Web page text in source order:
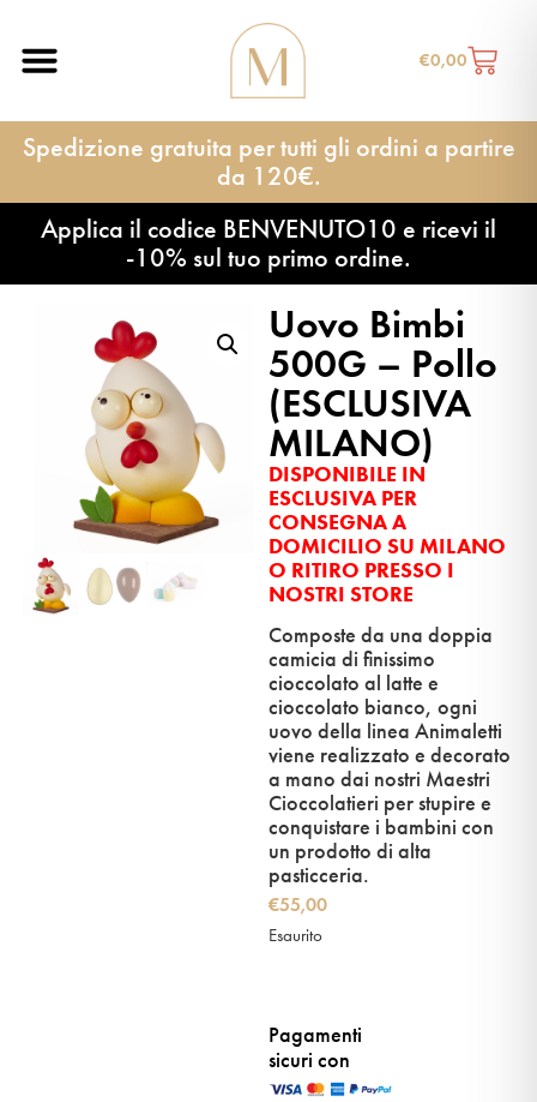
€0,00
Spedizione gratuita per tutti gli ordini a partire
da 120€.
Applica il codice BENVENUTO10 e ricevi il
-10% sul tuo primo ordine.
Uovo Bimbi
500G – Pollo
(ESCLUSIVA
MILANO)
DISPONIBILE IN
ESCLUSIVA PER
CONSEGNA A
DOMICILIO SU MILANO
O RITIRO PRESSO I
NOSTRI STORE
Composte da una doppia
camicia di finissimo
cioccolato al latte e
cioccolato bianco, ogni
uovo della linea Animaletti
viene realizzato e decorato
a mano dai nostri Maestri
Cioccolatieri per stupire e
conquistare i bambini con
un prodotto di alta
pasticceria.
€55,00
Esaurito
Pagamenti
sicuri con